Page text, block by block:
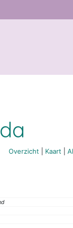
Overzicht Kaart